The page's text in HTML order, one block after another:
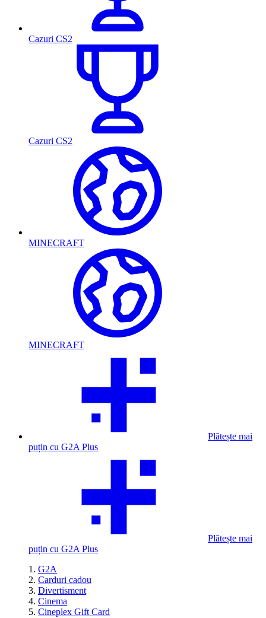
Cazuri CS2
Cazuri CS2
MINECRAFT
MINECRAFT
Plătește mai
puțin cu G2A Plus
Plătește mai
puțin cu G2A Plus
G2A
Carduri cadou
Divertisment
Cinema
Cineplex Gift Card